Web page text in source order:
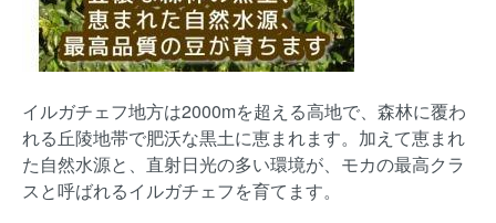
イルガチェフ地方は2000mを超える高地で、森林に覆わ
れる丘陵地帯で肥沃な黒土に恵まれます。加えて恵まれ
た自然水源と、直射日光の多い環境が、モカの最高クラ
スと呼ばれるイルガチェフを育てます。